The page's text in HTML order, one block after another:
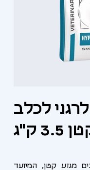
לכלב
ק"ג
מגזע קטן, המיועד